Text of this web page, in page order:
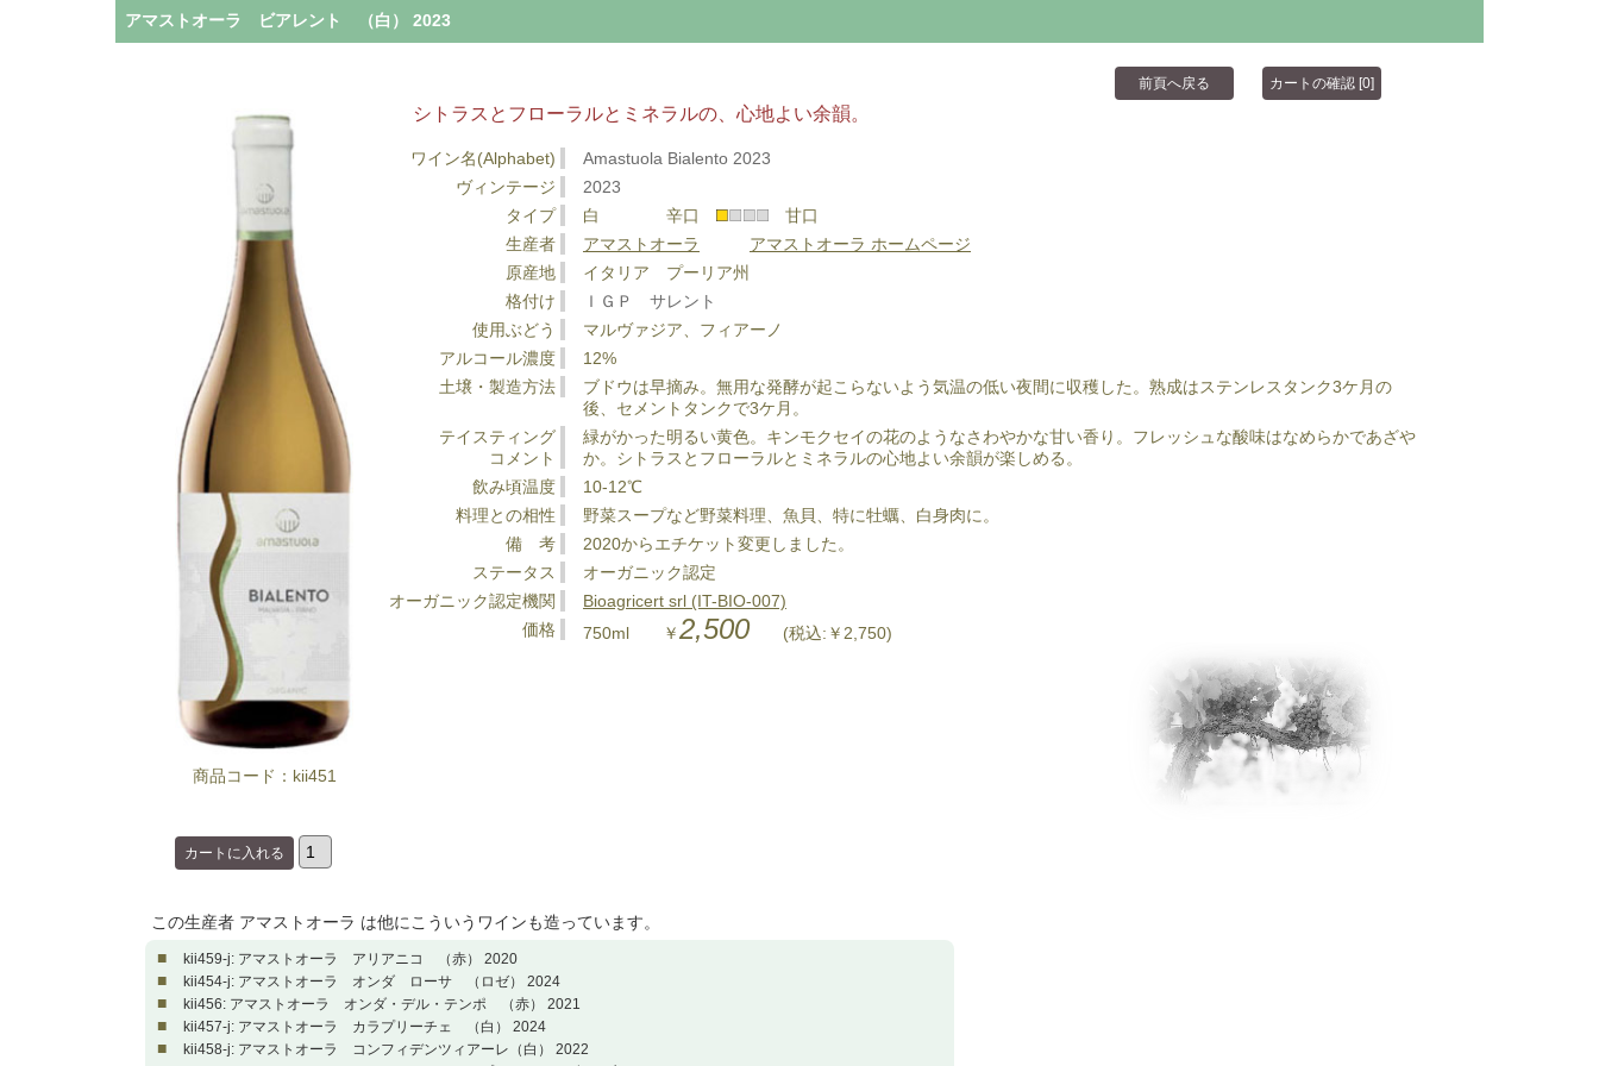
アマストオーラ ビアレント （白） 2023
商品コード：kii451
シトラスとフローラルとミネラルの、心地よい余韻。
ワイン名(Alphabet)
Amastuola Bialento 2023
ヴィンテージ
2023
タイプ
白 辛口
甘口
生産者
アマストオーラ
アマストオーラ ホームページ
原産地
イタリア プーリア州
格付け
ＩＧＰ サレント
使用ぶどう
マルヴァジア、フィアーノ
アルコール濃度
12%
土壌・製造方法
ブドウは早摘み。無用な発酵が起こらないよう気温の低い夜間に収穫した。熟成はステンレスタンク3ケ月の
後、セメントタンクで3ケ月。
テイスティング
コメント
緑がかった明るい黄色。キンモクセイの花のようなさわやかな甘い香り。フレッシュな酸味はなめらかであざや
か。シトラスとフローラルとミネラルの心地よい余韻が楽しめる。
飲み頃温度
10-12℃
料理との相性
野菜スープなど野菜料理、魚貝、特に牡蠣、白身肉に。
備 考
2020からエチケット変更しました。
ステータス
オーガニック認定
オーガニック認定機関
Bioagricert srl (IT-BIO-007)
価格
750ml ￥2,500 (税込:￥2,750)
この生産者 アマストオーラ は他にこういうワインも造っています。
■ kii459-j: アマストオーラ アリアニコ （赤） 2020
■ kii454-j: アマストオーラ オンダ ローサ （ロゼ） 2024
■ kii456: アマストオーラ オンダ・デル・テンポ （赤） 2021
■ kii457-j: アマストオーラ カラプリーチェ （白） 2024
■ kii458-j: アマストオーラ コンフィデンツィアーレ（白） 2022